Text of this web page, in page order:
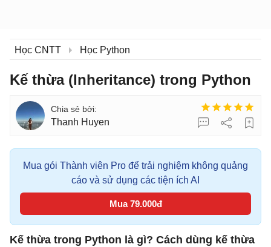
Học CNTT Học Python
Kế thừa (Inheritance) trong Python
Thanh Huyen
Mua gói Thành viên Pro để trải nghiệm không quảng
cáo và sử dụng các tiện ích AI
Mua 79.000đ
Kế thừa trong Python là gì? Cách dùng kế thừa